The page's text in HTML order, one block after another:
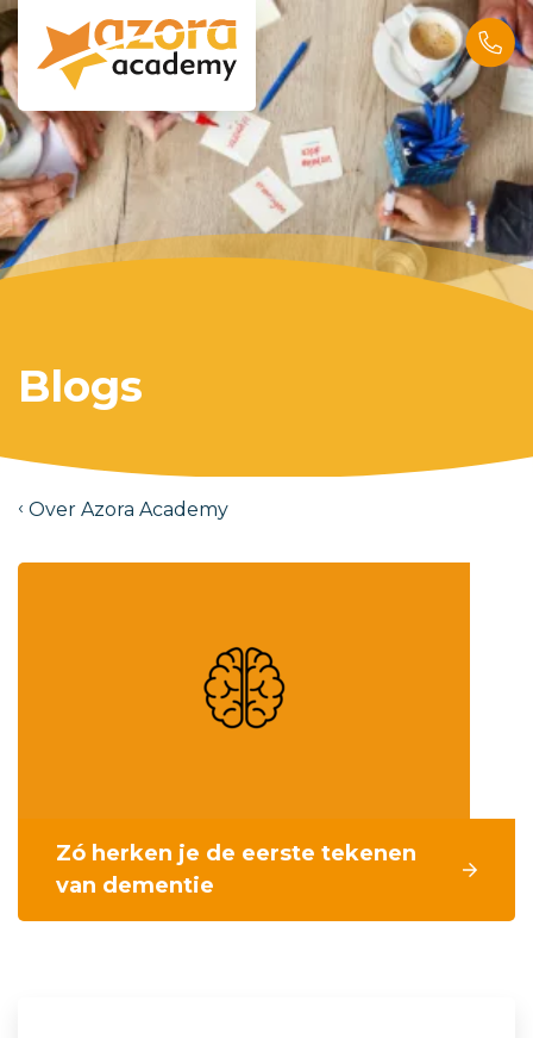
Blogs
Over Azora Academy
Zó herken je de eerste tekenen
van dementie